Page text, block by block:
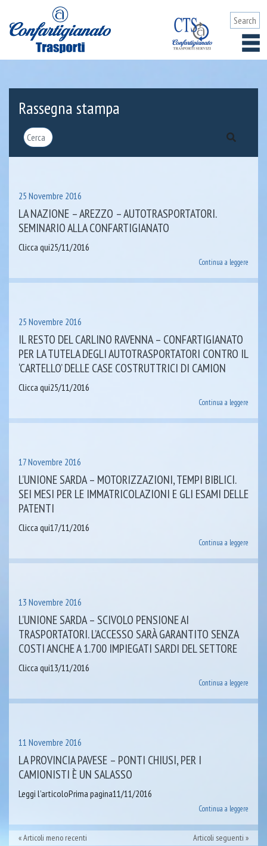
Rassegna stampa
25 Novembre 2016
LA NAZIONE – AREZZO – AUTOTRASPORTATORI.
SEMINARIO ALLA CONFARTIGIANATO
Clicca qui25/11/2016
Continua a leggere
25 Novembre 2016
IL RESTO DEL CARLINO RAVENNA – CONFARTIGIANATO
PER LA TUTELA DEGLI AUTOTRASPORTATORI CONTRO IL
‘CARTELLO’ DELLE CASE COSTRUTTRICI DI CAMION
Clicca qui25/11/2016
Continua a leggere
17 Novembre 2016
L’UNIONE SARDA – MOTORIZZAZIONI, TEMPI BIBLICI.
SEI MESI PER LE IMMATRICOLAZIONI E GLI ESAMI DELLE
PATENTI
Clicca qui17/11/2016
Continua a leggere
13 Novembre 2016
L’UNIONE SARDA – SCIVOLO PENSIONE AI
TRASPORTATORI. L’ACCESSO SARÀ GARANTITO SENZA
COSTI ANCHE A 1.700 IMPIEGATI SARDI DEL SETTORE
Clicca qui13/11/2016
Continua a leggere
11 Novembre 2016
LA PROVINCIA PAVESE – PONTI CHIUSI, PER I
CAMIONISTI È UN SALASSO
Leggi l’articoloPrima pagina11/11/2016
Continua a leggere
Articoli meno recenti Articoli seguenti